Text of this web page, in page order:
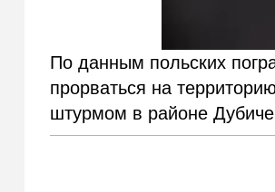
По данным польских
прорваться на
штурмом в районе